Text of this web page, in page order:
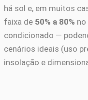
há sol e, em muitos
faixa de 50% a 80%
condicionado —
cenários ideais (uso
insolação e